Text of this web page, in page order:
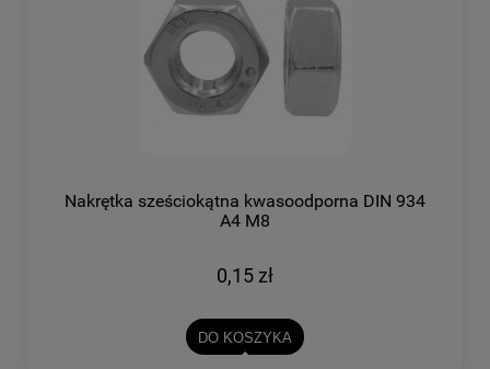
Nakrętka sześciokątna kwasoodporna DIN 934
A4 M8
0,15 zł
DO KOSZYKA